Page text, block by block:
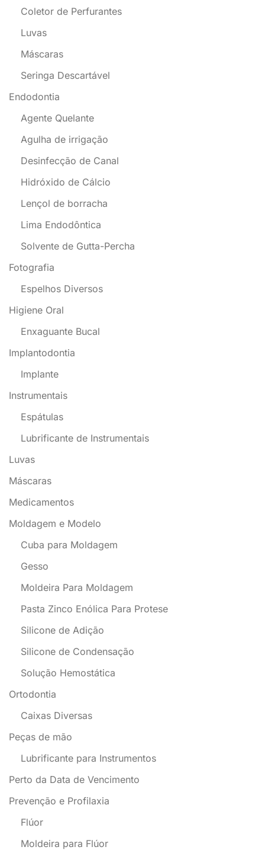
Coletor de Perfurantes
Luvas
Máscaras
Seringa Descartável
Endodontia
Agente Quelante
Agulha de irrigação
Desinfecção de Canal
Hidróxido de Cálcio
Lençol de borracha
Lima Endodôntica
Solvente de Gutta-Percha
Fotografia
Espelhos Diversos
Higiene Oral
Enxaguante Bucal
Implantodontia
Implante
Instrumentais
Espátulas
Lubrificante de Instrumentais
Luvas
Máscaras
Medicamentos
Moldagem e Modelo
Cuba para Moldagem
Gesso
Moldeira Para Moldagem
Pasta Zinco Enólica Para Protese
Silicone de Adição
Silicone de Condensação
Solução Hemostática
Ortodontia
Caixas Diversas
Peças de mão
Lubrificante para Instrumentos
Perto da Data de Vencimento
Prevenção e Profilaxia
Flúor
Moldeira para Flúor